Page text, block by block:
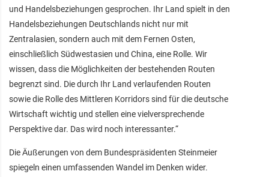
und Handelsbeziehungen gesprochen. Ihr Land spielt in den
Handelsbeziehungen Deutschlands nicht nur mit
Zentralasien, sondern auch mit dem Fernen Osten,
einschließlich Südwestasien und China, eine Rolle. Wir
wissen, dass die Möglichkeiten der bestehenden Routen
begrenzt sind. Die durch Ihr Land verlaufenden Routen
sowie die Rolle des Mittleren Korridors sind für die deutsche
Wirtschaft wichtig und stellen eine vielversprechende
Perspektive dar. Das wird noch interessanter.“
Die Äußerungen von dem Bundespräsidenten Steinmeier
spiegeln einen umfassenden Wandel im Denken wider.